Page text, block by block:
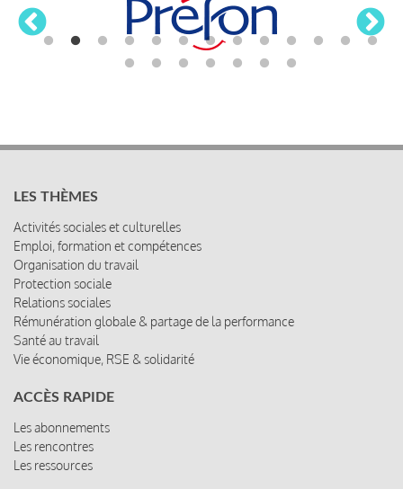
LES THÈMES
Activités sociales et culturelles
Emploi, formation et compétences
Organisation du travail
Protection sociale
Relations sociales
Rémunération globale & partage de la performance
Santé au travail
Vie économique, RSE & solidarité
ACCÈS RAPIDE
Les abonnements
Les rencontres
Les ressources